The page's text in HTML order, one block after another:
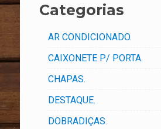
Categorias
AR CONDICIONADO.
CAIXONETE P/ PORTA.
CHAPAS.
DESTAQUE.
DOBRADIÇAS.